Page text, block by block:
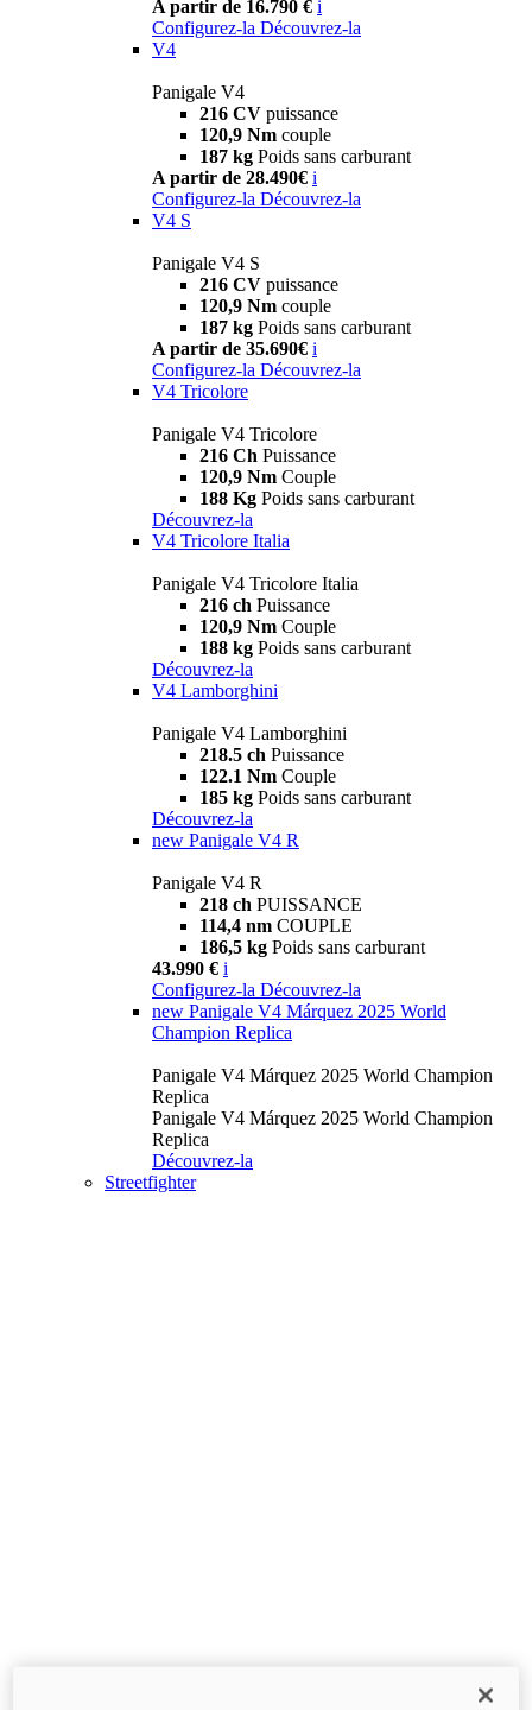
A partir de 16.790 € i
Configurez-la Découvrez-la
V4
Panigale V4
216 CV puissance
120,9 Nm couple
187 kg Poids sans carburant
A partir de 28.490€ i
Configurez-la Découvrez-la
V4 S
Panigale V4 S
216 CV puissance
120,9 Nm couple
187 kg Poids sans carburant
A partir de 35.690€ i
Configurez-la Découvrez-la
V4 Tricolore
Panigale V4 Tricolore
216 Ch Puissance
120,9 Nm Couple
188 Kg Poids sans carburant
Découvrez-la
V4 Tricolore Italia
Panigale V4 Tricolore Italia
216 ch Puissance
120,9 Nm Couple
188 kg Poids sans carburant
Découvrez-la
V4 Lamborghini
Panigale V4 Lamborghini
218.5 ch Puissance
122.1 Nm Couple
185 kg Poids sans carburant
Découvrez-la
new Panigale V4 R
Panigale V4 R
218 ch PUISSANCE
114,4 nm COUPLE
186,5 kg Poids sans carburant
43.990 € i
Configurez-la Découvrez-la
new Panigale V4 Márquez 2025 World
Champion Replica
Panigale V4 Márquez 2025 World Champion
Replica
Panigale V4 Márquez 2025 World Champion
Replica
Découvrez-la
Streetfighter